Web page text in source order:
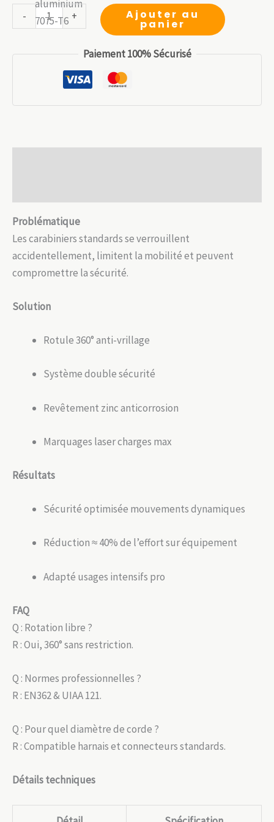
initial actuel
est :
-
quantité
de
sécurité
+ Ajouter au
panier
Paiement 100% Sécurisé
Problématique
Les carabiniers standards se verrouillent
accidentellement, limitent la mobilité et peuvent
compromettre la sécurité.
Solution
Rotule 360° anti-vrillage
Système double sécurité
Revêtement zinc anticorrosion
Marquages laser charges max
Résultats
Sécurité optimisée mouvements dynamiques
Réduction ≈ 40% de l’effort sur équipement
Adapté usages intensifs pro
FAQ
Q : Rotation libre ?
R : Oui, 360° sans restriction.
Q : Normes professionnelles ?
R : EN362 & UIAA 121.
Q : Pour quel diamètre de corde ?
R : Compatible harnais et connecteurs standards.
Détails techniques